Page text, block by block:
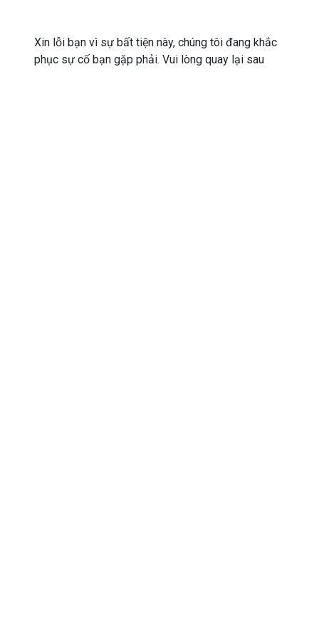
Xin lỗi bạn vì sự bất tiện này, chúng tôi đang khắc
phục sự cố bạn gặp phải. Vui lòng quay lại sau